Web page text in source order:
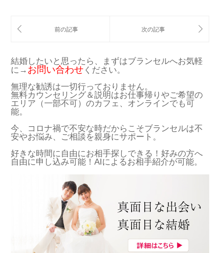
結婚したいと思ったら、まずはブランセルへお気軽
に→ お問い合わせ ください。
無理な勧誘は一切行っておりません。
無料カウンセリング＆説明はお仕事帰りやご希望の
エリア（一部不可）のカフェ、オンラインでも可
能。
今、コロナ禍で不安な時だからこそブランセルは不
安やお悩み、ご相談を親身にサポート。
好きな時間に自由にお相手探しできる！好みの方へ
自由に申し込み可能！AIによるお相手紹介が可能。